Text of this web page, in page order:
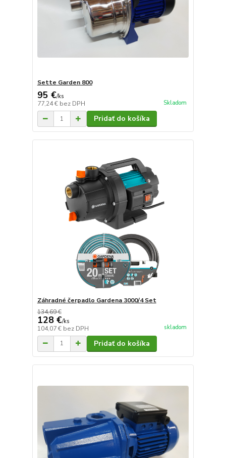
Sette Garden 800
95 €/ks
77,24 € bez DPH Skladom
Pridať do košíka
Záhradné čerpadlo Gardena 3000/4 Set
134,69 €
128 €/ks
104,07 € bez DPH skladom
Pridať do košíka